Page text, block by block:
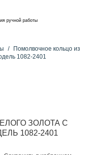
ручной работы
Помолвочное кольцо из
1082-2401
ЗОЛОТА С
1082-2401